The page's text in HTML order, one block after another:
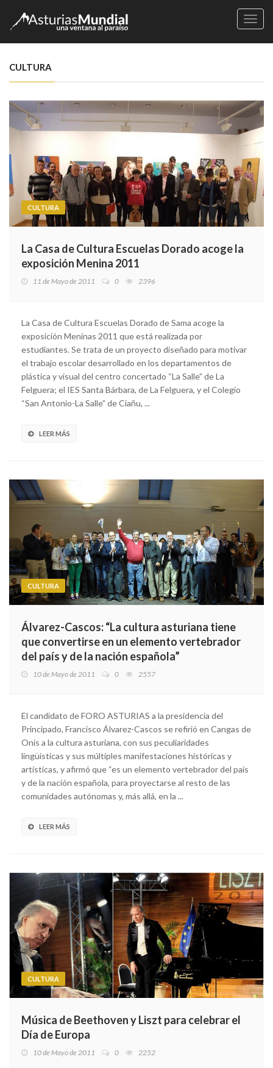
CULTURA
CULTURA
La Casa de Cultura Escuelas Dorado acoge la
exposición Menina 2011
11 de Mayo de 2011 0 2396
La Casa de Cultura Escuelas Dorado de Sama acoge la
exposición Meninas 2011 que está realizada por
estudiantes. Se trata de un proyecto diseñado para motivar
el trabajo escolar desarrollado en los departamentos de
plástica y visual del centro concertado “La Salle” de La
Felguera; el IES Santa Bárbara, de La Felguera, y el Colegio
“San Antonio-La Salle” de Ciañu, ...
LEER MÁS
CULTURA
Álvarez-Cascos: “La cultura asturiana tiene
que convertirse en un elemento vertebrador
del país y de la nación española”
10 de Mayo de 2011 0 2557
El candidato de FORO ASTURIAS a la presidencia del
Principado, Francisco Álvarez-Cascos se refirió en Cangas de
Onís a la cultura asturiana, con sus peculiaridades
lingüísticas y sus múltiples manifestaciones históricas y
artísticas, y afirmó que “es un elemento vertebrador del país
y de la nación española, para proyectarse al resto de las
comunidades autónomas y, más allá, en la ...
LEER MÁS
CULTURA
Música de Beethoven y Liszt para celebrar el
Día de Europa
10 de Mayo de 2011 0 2252